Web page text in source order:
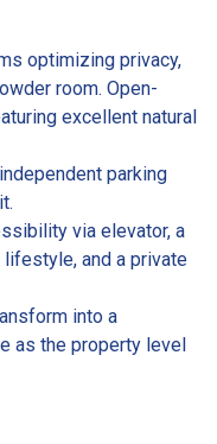
optimizing privacy,
room. Open-
excellent natural
parking
via elevator, a
and a private
into a
as the property level